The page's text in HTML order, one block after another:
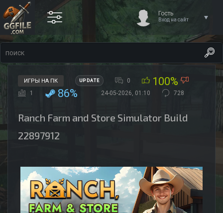
Гость
Вход на сайт
ИГРЫ НА ПК UPDATE 0 100%
1 86% 24-05-2026, 01:10 728
Ranch Farm and Store Simulator Build
22897912